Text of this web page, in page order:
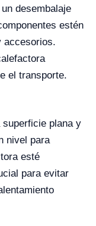
desembalaje
estén
accesorios.
el transporte.
superficie plana y
nivel para
esté
para evitar